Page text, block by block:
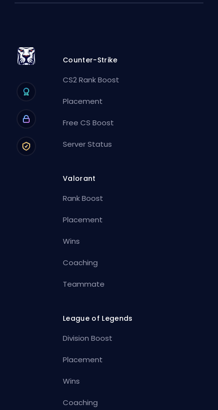
Counter-Strike
CS2 Rank Boost
Placement
Free CS Boost
Server Status
Valorant
Rank Boost
Placement
Wins
Coaching
Teammate
League of Legends
Division Boost
Placement
Wins
Coaching